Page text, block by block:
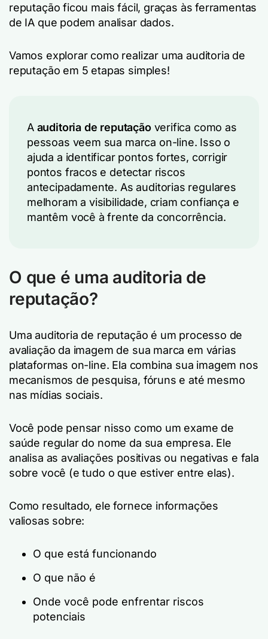
reputação ficou mais fácil, graças às ferramentas
de IA que podem analisar dados.
Vamos explorar como realizar uma auditoria de
reputação em 5 etapas simples!
A auditoria de reputaçãoverifica como as
pessoas veem sua marca on-line. Isso o
ajuda a identificar pontos fortes, corrigir
pontos fracos e detectar riscos
antecipadamente. As auditorias regulares
melhoram a visibilidade, criam confiança e
mantêm você à frente da concorrência.
O que é uma auditoria de
reputação?
Uma auditoria de reputação é um processo de
avaliação da imagem de sua marca em várias
plataformas on-line. Ela combina sua imagem nos
mecanismos de pesquisa, fóruns e até mesmo
nas mídias sociais.
Você pode pensar nisso como um exame de
saúde regular do nome da sua empresa. Ele
analisa as avaliações positivas ou negativas e fala
sobre você (e tudo o que estiver entre elas).
Como resultado, ele fornece informações
valiosas sobre:
O que está funcionando
O que não é
Onde você pode enfrentar riscos
potenciais